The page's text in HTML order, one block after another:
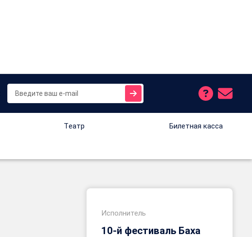
Tеатр Билетная касса
Исполнитель
10-й фестиваль Баха